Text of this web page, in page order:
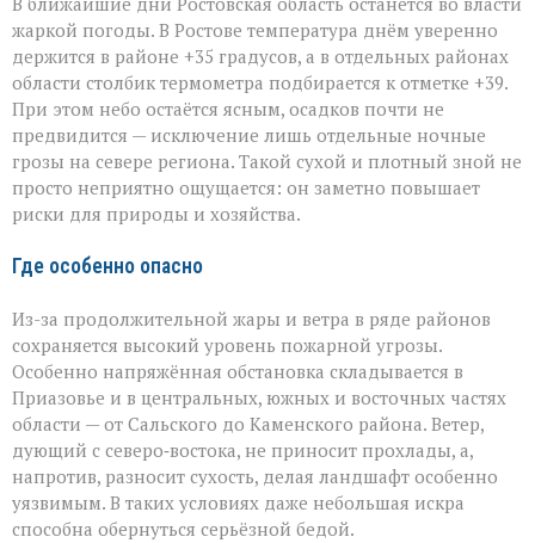
жаркой погоды. В Ростове температура днём уверенно
держится в районе +35 градусов, а в отдельных районах
области столбик термометра подбирается к отметке +39.
При этом небо остаётся ясным, осадков почти не
предвидится — исключение лишь отдельные ночные
грозы на севере региона. Такой сухой и плотный зной не
просто неприятно ощущается: он заметно повышает
риски для природы и хозяйства.
Где особенно опасно
Из-за продолжительной жары и ветра в ряде районов
сохраняется высокий уровень пожарной угрозы.
Особенно напряжённая обстановка складывается в
Приазовье и в центральных, южных и восточных частях
области — от Сальского до Каменского района. Ветер,
дующий с северо‑востока, не приносит прохлады, а,
напротив, разносит сухость, делая ландшафт особенно
уязвимым. В таких условиях даже небольшая искра
способна обернуться серьёзной бедой.